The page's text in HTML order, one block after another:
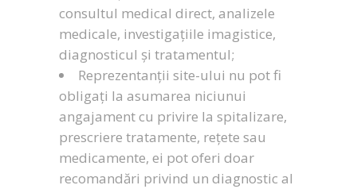
consultul medical direct, analizele
medicale, investigațiile imagistice,
diagnosticul și tratamentul;
Reprezentanții site-ului nu pot fi
obligați la asumarea niciunui
angajament cu privire la spitalizare,
prescriere tratamente, rețete sau
medicamente, ei pot oferi doar
recomandări privind un diagnostic al